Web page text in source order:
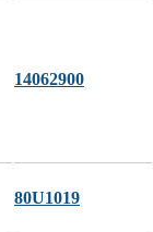
14062900
80U1019